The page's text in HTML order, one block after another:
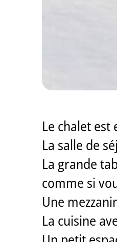
Le chalet
La salle de
La grande
comme si
Une
La cuisine